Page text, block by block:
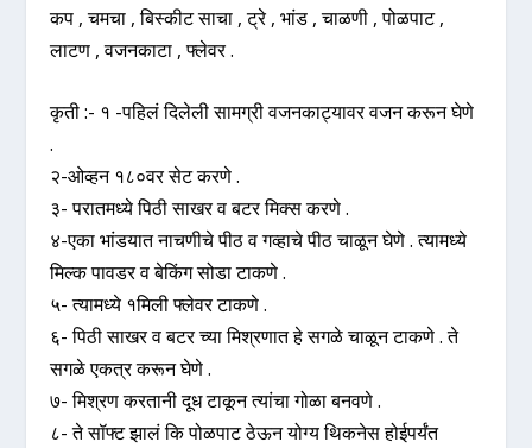
कप , चमचा , बिस्कीट साचा , ट्रे , भांड , चाळणी , पोळपाट ,
लाटण , वजनकाटा , फ्लेवर .
कृती :- १ -पहिलं दिलेली सामग्री वजनकाट्यावर वजन करून घेणे
.
२-ओव्हन १८०वर सेट करणे .
३- परातमध्ये पिठी साखर व बटर मिक्स करणे .
४-एका भांडयात नाचणीचे पीठ व गव्हाचे पीठ चाळून घेणे . त्यामध्ये
मिल्क पावडर व बेकिंग सोडा टाकणे .
५- त्यामध्ये १मिली फ्लेवर टाकणे .
६- पिठी साखर व बटर च्या मिश्रणात हे सगळे चाळून टाकणे . ते
सगळे एकत्र करून घेणे .
७- मिश्रण करतानी दूध टाकून त्यांचा गोळा बनवणे .
८- ते सॉफ्ट झालं कि पोळपाट ठेऊन योग्य थिकनेस होईपर्यंत